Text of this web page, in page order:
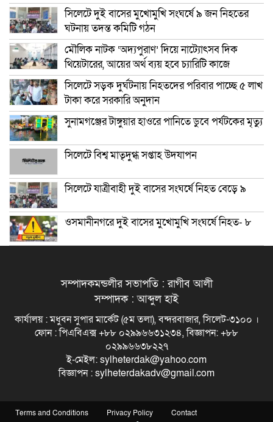
সিলেটে দুই বাসের মুখোমুখি সংঘর্ষে ৯ জন নিহতের
ঘটনায় তদন্ত কমিটি গঠন
মৌলিক নাটক ‘অদ্যপুরাণ’ দিয়ে নাট্যোৎসব দিক
থিয়েটারের, আয়ের অর্থ ব্যয় হবে চ্যারিটি কাজে
সিলেটে সড়ক দুর্ঘটনায় নিহতদের পরিবার পাচ্ছে ৫ লাখ
টাকা করে সরকারি অনুদান
সুনামগঞ্জের টাঙ্গুয়ার হাওরে পানিতে ডুবে পর্যটকের মৃত্যু
সিলেটে বিশ্ব মাতৃদুগ্ধ সপ্তাহ উদযাপন
সিলেটে যাত্রীবাহী দুই বাসের সংঘর্ষে নিহত বেড়ে ৯
ওসমানীনগরে দুই বাসের মুখোমুখি সংঘর্ষে নিহত- ৮
সম্পাদকমন্ডলীর সভাপতি : রাগীব আলী
সম্পাদক : আব্দুল হাই
কার্যালয় : মধুবন সুপার মার্কেট (৫ম তলা), বন্দরবাজার, সিলেট-৩১০০ ।
ফোন : পিএবিএক্স +৮৮ ০২৯৯৬৬৩১২৩৪, বিজ্ঞাপন: +৮৮
০২৯৯৬৬৩৮২২৭
ই-মেইল: sylheterdak@yahoo.com
বিজ্ঞাপন : sylheterdakadv@gmail.com
Terms and Conditions Privacy Policy Contact